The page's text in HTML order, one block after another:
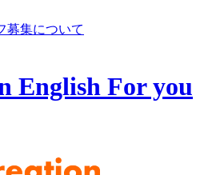
募集について